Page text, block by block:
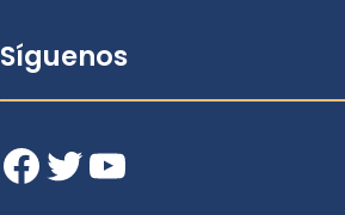
Síguenos
Facebook Twitter YouTube